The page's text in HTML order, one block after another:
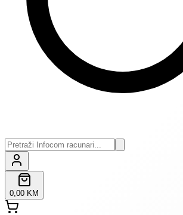
0,00 KM